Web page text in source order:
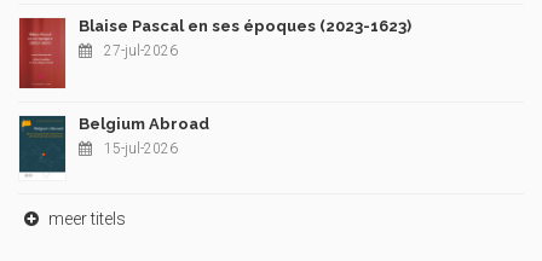
Blaise Pascal en ses époques (2023-1623)
27-jul-2026
Belgium Abroad
15-jul-2026
meer titels